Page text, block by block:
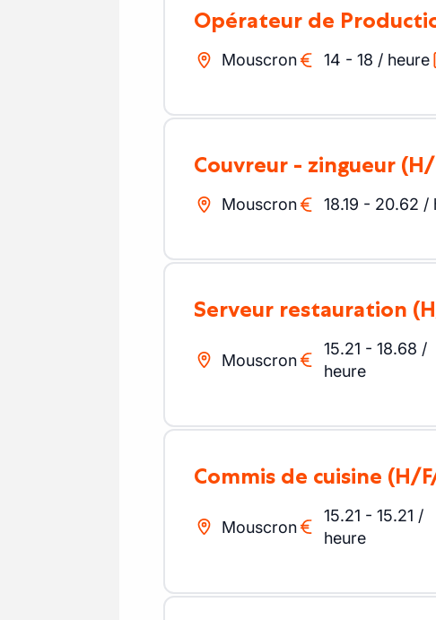
Opérateur de
Mouscron 14 - 18 / heure
Couvreur - zingueur
Mouscron 18.19 - 20.62 /
serveur restauration
Mouscron
15.21 - 18.68 /
heure
commis de cuisine (H/
Mouscron
15.21 - 15.21 /
heure